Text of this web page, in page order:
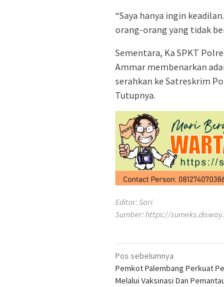
“Saya hanya ingin
orang-orang yang tidak
Sementara, Ka SPKT
Ammar membenarkan
serahkan ke Satreskrim
Tutupnya.
Editor: Sari
Sumber:https://
Navigasi
pos
Pos sebelumnya
Pemkot Palembang Perkuat
Melalui Vaksinasi Dan